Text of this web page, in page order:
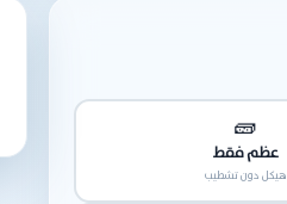
🧱
عظم فقط
هيكل دون تشطيب